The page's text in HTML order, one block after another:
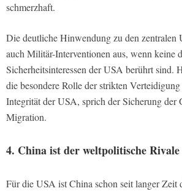
schmerzhaft.
Die deutliche Hinwendung zu den zentralen
auch Militär-Interventionen aus, wenn keine
Sicherheitsinteressen der USA berührt sind.
die besondere Rolle der strikten
Integrität der USA, sprich der Sicherung der
Migration.
4. China ist der weltpolitische Rivale
Für die USA ist China schon seit langer